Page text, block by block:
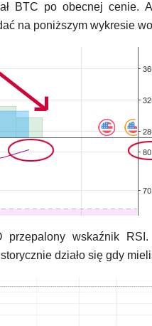
BTC po obecnej cenie.
na poniższym wykresie
przepalony wskaźnik
działo się gdy